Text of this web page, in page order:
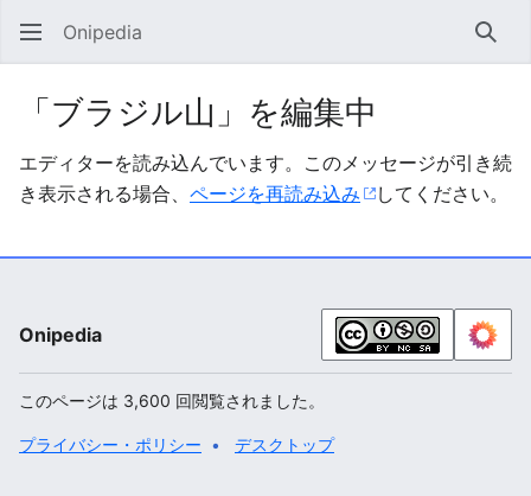
Onipedia 検索
「ブラジル山」を編集中
エディターを読み込んでいます。このメッセージが引き続
き表示される場合、 ページを再読み込み してください。
Onipedia
このページは 3,600 回閲覧されました。
プライバシー・ポリシー デスクトップ